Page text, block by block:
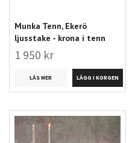
Munka Tenn, Ekerö
ljusstake - krona i tenn
1 950 kr
LÄS MER